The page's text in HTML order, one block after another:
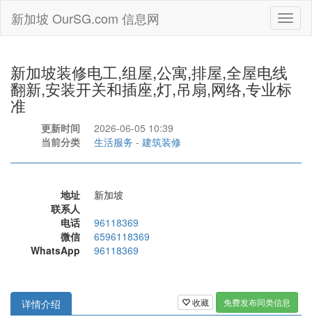
新加坡 OurSG.com 信息网
新加坡装修电工,组屋,公寓,排屋,全屋电线
翻新,安装开关和插座,灯,吊扇,网络,专业标
准
更新时间
2026-06-05 10:39
当前分类
生活服务 - 建筑装修
地址
新加坡
联系人
电话
96118369
微信
6596118369
WhatsApp
96118369
收藏 免费发布同类信息
详情介绍